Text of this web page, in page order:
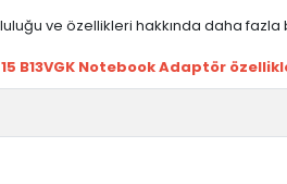
ve özellikleri hakkında daha
B13VGK Notebook Adaptör